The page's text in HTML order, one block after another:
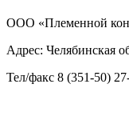
ООО «Племенной
Адрес: Челябинская
Тел/факс 8 (351-50)